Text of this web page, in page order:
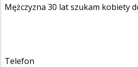
Mężczyzna 30 lat szukam kobiety
Telefon